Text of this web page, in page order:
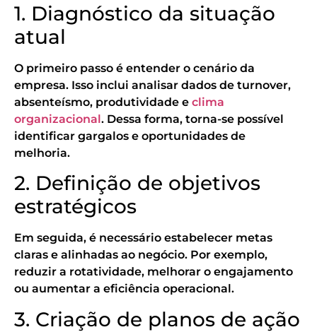
1. Diagnóstico da situação
atual
O primeiro passo é entender o cenário da
empresa. Isso inclui analisar dados de turnover,
absenteísmo, produtividade e clima
organizacional. Dessa forma, torna-se possível
identificar gargalos e oportunidades de
melhoria.
2. Definição de objetivos
estratégicos
Em seguida, é necessário estabelecer metas
claras e alinhadas ao negócio. Por exemplo,
reduzir a rotatividade, melhorar o engajamento
ou aumentar a eficiência operacional.
3. Criação de planos de ação